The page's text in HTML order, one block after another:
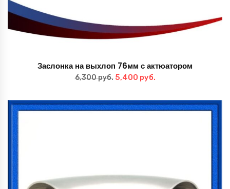
Заслонка на выхлоп 76мм с актюатором
6,300руб. Первоначальная
составляла
5,400 руб.Текущая
5,400 руб..